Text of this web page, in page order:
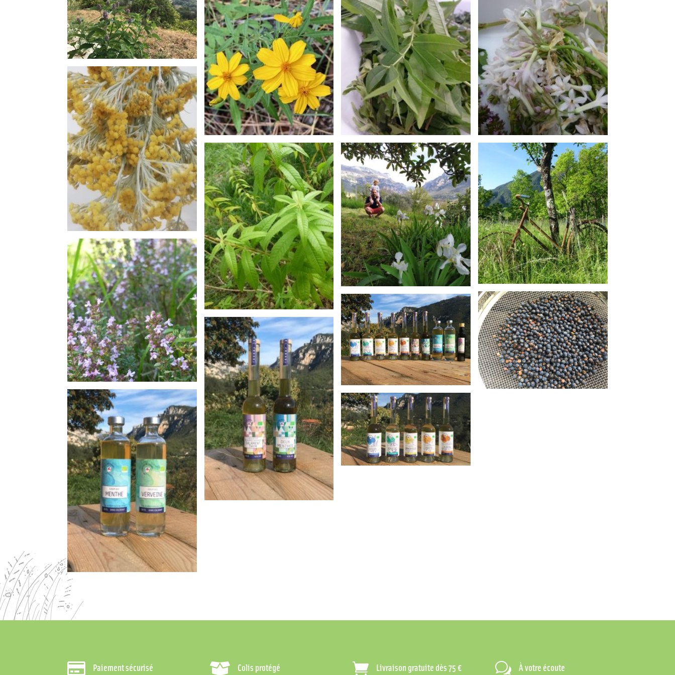
 Paiement sécurisé  Colis protégé  Livraison gratuite dès 75 € w À votre écoute